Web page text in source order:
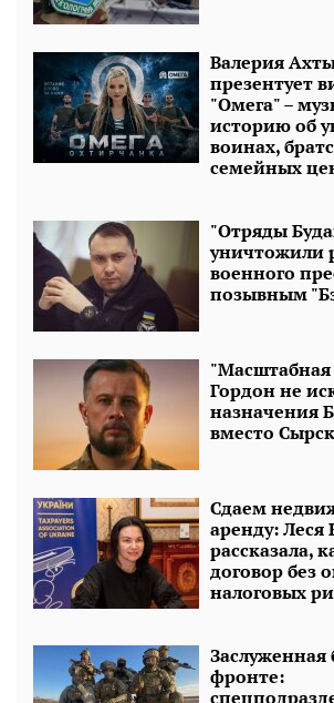
Валерия
презентует
"Омега" –
историю об
воинах,
семейных
"Отряды
уничтожили
военного
позывным
"Масштабная
Гордон не
назначения
вместо
Сдаем
аренду: Леся
рассказала,
договор без
налоговых
Заслуженная
фронте: